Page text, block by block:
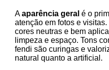
Aaparência geral é o
atenção em fotos e visitas.
cores neutras e bem
limpeza e espaço. Tons
fendi são curingas e
natural quanto a artificial.